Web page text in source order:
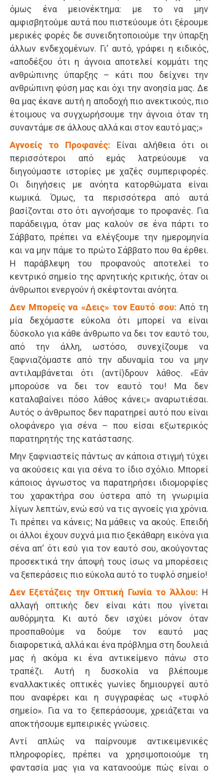
όμως ένα μειονέκτημα: με το να μην
αμφισβητούμε αυτά που πιστεύουμε ότι ξέρουμε
μερικές φορές δε συνειδητοποιούμε την ύπαρξη
άλλων ενδεχομένων. Γι’ αυτό, γράφει η ειδικός,
«αποδέξου ότι η άγνοια αποτελεί κομμάτι της
ανθρώπινης ύπαρξης – κάτι που δείχνει την
ανθρώπινη φύση μας και όχι την ανοησία μας. Δε
θα μας έκανε αυτή η αποδοχή πιο ανεκτικούς, πιο
έτοιμους να συγχωρήσουμε την άγνοια όταν τη
συναντάμε σε άλλους αλλά και στον εαυτό μας;»
Αγνοείς το Προφανές: Είναι αλήθεια ότι οι
περισσότεροι από εμάς λατρεύουμε να
διηγούμαστε ιστορίες με χαζές συμπεριφορές.
Οι διηγήσεις με ανόητα κατορθώματα είναι
κωμικά. Όμως, τα περισσότερα από αυτά
βασίζονται στο ότι αγνοήσαμε το προφανές. Για
παράδειγμα, όταν μας καλούν σε ένα πάρτι το
Σάββατο, πρέπει να ελέγξουμε την ημερομηνία
και να μην πάμε το πρώτο Σάββατο που θα έρθει.
Η παράβλεψη του προφανούς αποτελεί το
κεντρικό σημείο της αρνητικής κριτικής, όταν οι
άνθρωποι ενεργούν ή σκέφτονται ανόητα.
Δεν Μπορείς να «Δεις» τον Εαυτό σου: Από τη
μία δεχόμαστε εύκολα ότι μπορεί να είναι
δύσκολο για κάθε άνθρωπο να δει τον εαυτό του,
από την άλλη, ωστόσο, συνεχίζουμε να
ξαφνιαζόμαστε από την αδυναμία του να μην
αντιλαμβάνεται ότι (αντί)δρουν λάθος. «Εάν
μπορούσε να δει τον εαυτό του! Μα δεν
καταλαβαίνει πόσο λάθος κάνει;» αναρωτιέσαι.
Αυτός ο άνθρωπος δεν παρατηρεί αυτό που είναι
ολοφάνερο για σένα – που είσαι εξωτερικός
παρατηρητής της κατάστασης.
Μην ξαφνιαστείς πάντως αν κάποια στιγμή τύχει
να ακούσεις και για σένα το ίδιο σχόλιο. Μπορεί
κάποιος άγνωστος να παρατηρήσει ιδιομορφίες
του χαρακτήρα σου ύστερα από τη γνωριμία
λίγων λεπτών, ενώ εσύ να τις αγνοείς για χρόνια.
Τι πρέπει να κάνεις; Να μάθεις να ακούς. Επειδή
οι άλλοι έχουν συχνά μια πιο ξεκάθαρη εικόνα για
σένα απ’ ότι εσύ για τον εαυτό σου, ακούγοντας
προσεκτικά την άποψή τους ίσως να μπορέσεις
να ξεπεράσεις πιο εύκολα αυτό το τυφλό σημείο!
Δεν Εξετάζεις την Οπτική Γωνία το Άλλου: Η
αλλαγή οπτικής δεν είναι κάτι που γίνεται
αυθόρμητα. Κι αυτό δεν ισχύει μόνον όταν
προσπαθούμε να δούμε τον εαυτό μας
διαφορετικά, αλλά και ένα πρόβλημα στη δουλειά
μας ή ακόμα κι ένα αντικείμενο πάνω στο
τραπέζι. Αυτή η δυσκολία να βλέπουμε
εναλλακτικές οπτικές γωνίες δημιουργεί αυτό
που αναφέρει και η συγγραφέας ως «τυφλό
σημείο». Για να το ξεπεράσουμε, χρειάζεται να
αποκτήσουμε εμπειρικές γνώσεις.
Αντί απλώς να παίρνουμε αντικειμενικές
πληροφορίες, πρέπει να χρησιμοποιούμε τη
φαντασία μας για να κατανοούμε πώς είναι ο